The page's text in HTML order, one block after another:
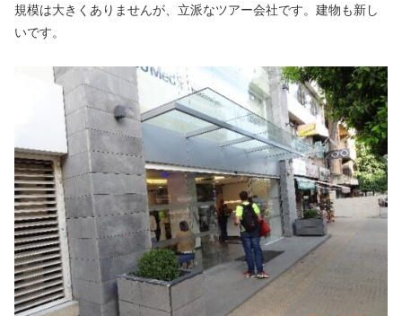
規模は大きくありませんが、立派なツアー会社です。建物も新し
いです。